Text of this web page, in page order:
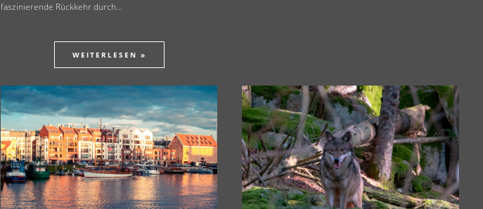
faszinierende Rückkehr durch…
WEITERLESEN »